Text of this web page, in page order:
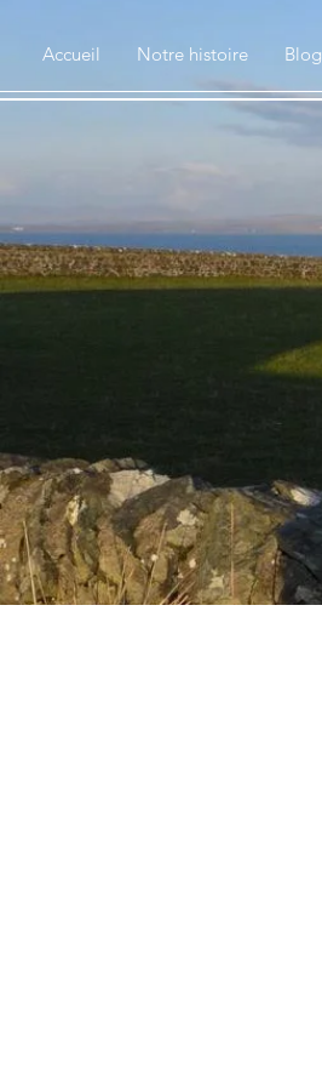
Accueil Notre histoire Blog